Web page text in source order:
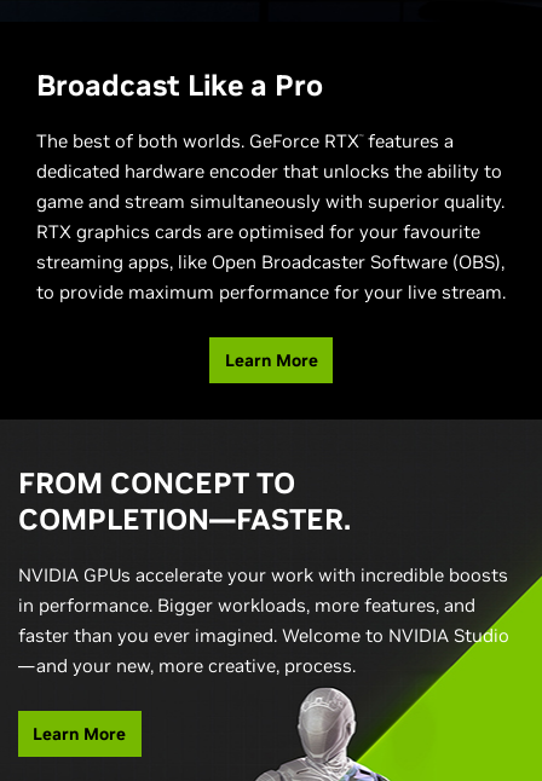
Broadcast Like a Pro
The best of both worlds. GeForce RTX™features a
dedicated hardware encoder that unlocks the ability to
game and stream simultaneously with superior quality.
RTX graphics cards are optimised for your favourite
streaming apps, like Open Broadcaster Software (OBS),
to provide maximum performance for your live stream.
Learn More
FROM CONCEPT TO
COMPLETION—FASTER.
NVIDIA GPUs accelerate your work with incredible boosts
in performance. Bigger workloads, more features, and
faster than you ever imagined. Welcome to NVIDIA Studio
—and your new, more creative, process.
Learn More